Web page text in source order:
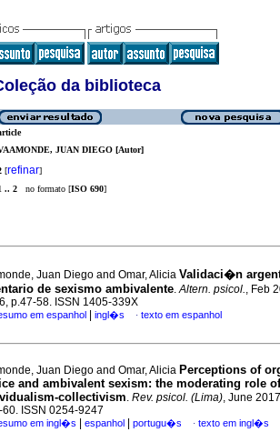
da biblioteca
JUAN DIEGO [Autor]
[refinar]
.. 2 no formato [ISO 690]
Juan Diego and Omar, Alicia Validaci�n
de sexismo ambivalente.Altern. psicol., Feb
p.47-58. ISSN 1405-339X
em espanhol ingl�s · texto em espanhol
Juan Diego and Omar, Alicia Perceptions of
and ambivalent sexism: the moderating role of
collectivism. Rev. psicol. (Lima), June
60. ISSN 0254-9247
em ingl�s espanhol portugu�s · texto em ingl�s